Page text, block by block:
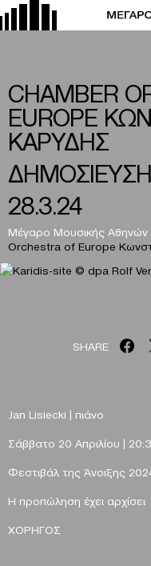
CHAMBER
EUROPE
ΚΑΡΥΔΗΣ
ΔΗΜΟΣΙΕΥΣΗ
28.3.24
Μέγαρο Μουσικής Αθηνών
Orchestra of Europe
SHARE
Jan Lisiecki | πιάνο
Σάββατο 20 Απριλίου |
Φεστιβάλ της Άνοιξης
Η προπώληση έχει αρχίσει
ΧΟΡΗΓΟΣ